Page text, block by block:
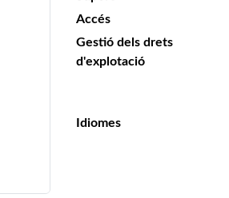
Accés
Gestió dels drets
d'explotació
Idiomes